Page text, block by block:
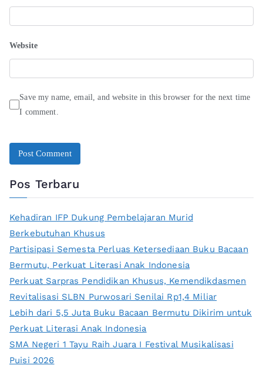
Website
Save my name, email, and website in this browser for the next time
I comment.
Pos Terbaru
Kehadiran IFP Dukung Pembelajaran Murid
Berkebutuhan Khusus
Partisipasi Semesta Perluas Ketersediaan Buku Bacaan
Bermutu, Perkuat Literasi Anak Indonesia
Perkuat Sarpras Pendidikan Khusus, Kemendikdasmen
Revitalisasi SLBN Purwosari Senilai Rp1,4 Miliar
Lebih dari 5,5 Juta Buku Bacaan Bermutu Dikirim untuk
Perkuat Literasi Anak Indonesia
SMA Negeri 1 Tayu Raih Juara I Festival Musikalisasi
Puisi 2026